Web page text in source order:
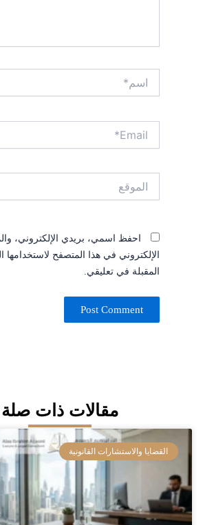
احفظ اسمي، بريدي الإلكتروني،
الإلكتروني في هذا المتصفح لاستخدامها
المقبلة في تعليقي.
مقالات ذات صلة
القضايا والاستشارات القانونية